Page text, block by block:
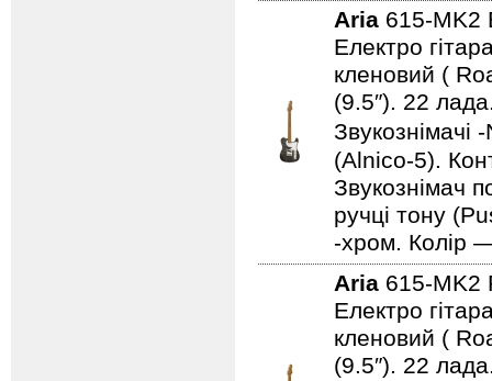
Aria 615-MK2
Електро
кленовий (
(9.5″). 22
(Alnico-5).
Звукознімач
ручці тону
-хром. Колір
Aria 615-MK2
Електро
кленовий (
(9.5″). 22